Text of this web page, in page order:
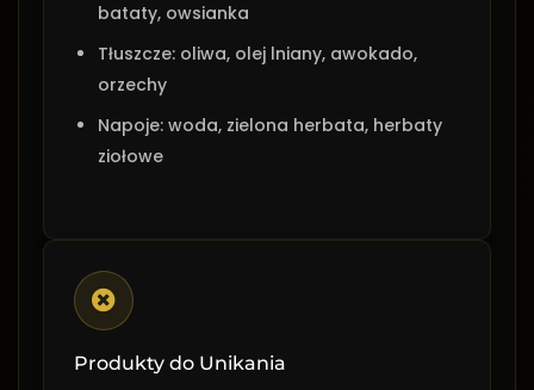
bataty, owsianka
Tłuszcze: oliwa, olej lniany, awokado,
orzechy
Napoje: woda, zielona herbata, herbaty
ziołowe
Produkty do Unikania